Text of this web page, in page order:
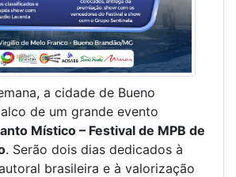
a cidade de Bueno
de um grande evento
Místico – Festival de MPB de
. Serão dois dias dedicados à
brasileira e à valorização